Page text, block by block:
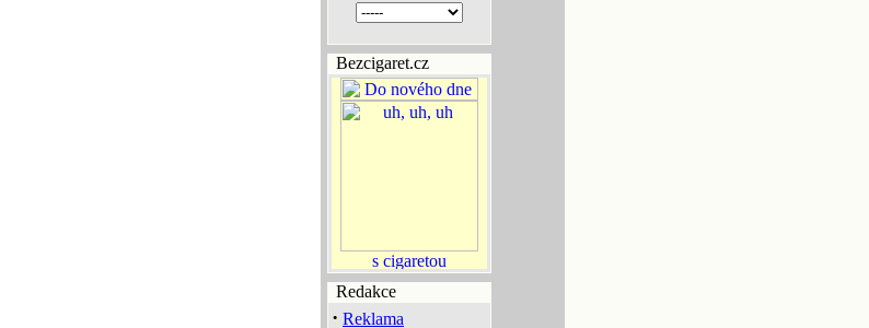
Bezcigaret.cz
Redakce
· Reklama